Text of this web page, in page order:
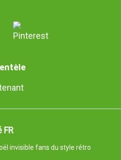
FR
invisible fans du style rétro